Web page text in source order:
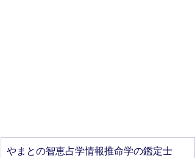
やまとの智恵占学情報推命学の鑑定士